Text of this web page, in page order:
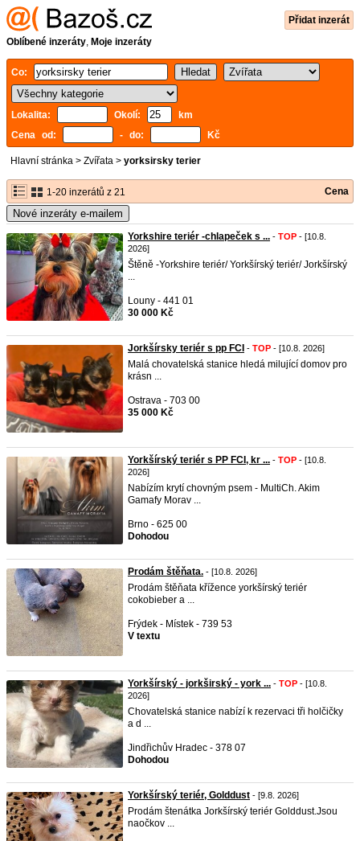
Přidat inzerát
Oblíbené inzeráty, Moje inzeráty
Co:
Lokalita: Okolí:
km
Cena od:
- do: Kč
Hlavní stránka > Zvířata > yorksirsky terier
1-20 inzerátů z 21 Cena
Nové inzeráty e-mailem
Yorkshire teriér -chlapeček s ... - TOP - [10.8.
2026]
Štěně -Yorkshire teriér/ Yorkšírský teriér/ Jorkšírský
...
Louny - 441 01
30 000 Kč
Jorkšírsky teriér s pp FCI - TOP - [10.8. 2026]
Malá chovatelská stanice hledá milující domov pro
krásn ...
Ostrava - 703 00
35 000 Kč
Yorkšírský teriér s PP FCI, kr ... - TOP - [10.8.
2026]
Nabízím krytí chovným psem - MultiCh. Akim
Gamafy Morav ...
Brno - 625 00
Dohodou
Prodám štěňata. - [10.8. 2026]
Prodám štěňata křížence yorkšírský teriér
cokobieber a ...
Frýdek - Místek - 739 53
V textu
Yorkšírský - jorkširský - york ... - TOP - [10.8.
2026]
Chovatelská stanice nabízí k rezervaci tři holčičky
a d ...
Jindřichův Hradec - 378 07
Dohodou
Yorkšírský teriér, Golddust - [9.8. 2026]
Prodám štenátka Jorkšírský teriér Golddust.Jsou
naočkov ...